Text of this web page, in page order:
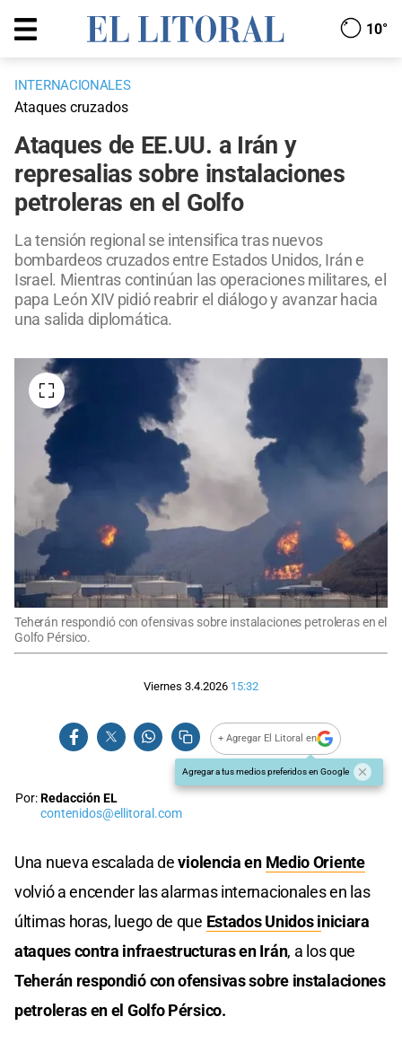
10°
INTERNACIONALES
Ataques cruzados
Ataques de EE.UU. a Irán y
represalias sobre instalaciones
petroleras en el Golfo
La tensión regional se intensifica tras nuevos
bombardeos cruzados entre Estados Unidos, Irán e
Israel. Mientras continúan las operaciones militares, el
papa León XIV pidió reabrir el diálogo y avanzar hacia
una salida diplomática.
Teherán respondió con ofensivas sobre instalaciones petroleras en el
Golfo Pérsico.
Viernes 3.4.2026 15:32
+ Agregar El Litoral en
Agregar a tus medios preferidos en Google
Por:Redacción EL
contenidos@ellitoral.com
Una nueva escalada deviolencia en Medio Oriente
volvió a encender las alarmas internacionales en las
últimas horas, luego de que Estados Unidos iniciara
ataques contra infraestructuras en Irán, a los que
Teherán respondió con ofensivas sobre instalaciones
petroleras en el Golfo Pérsico.